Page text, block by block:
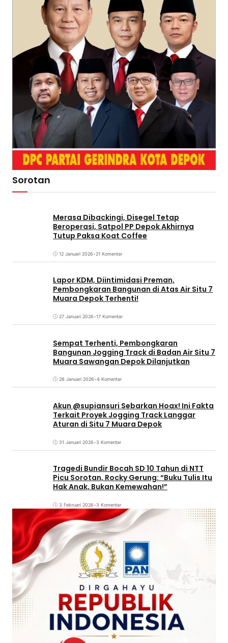
Sorotan
Merasa Dibackingi, Disegel Tetap
Beroperasi, Satpol PP Depok Akhirnya
Tutup Paksa Koat Coffee
12 Januari 2026•21 Komentar
Lapor KDM, Diintimidasi Preman,
Pembongkaran Bangunan di Atas Air Situ 7
Muara Depok Terhenti!
27 Januari 2026•17 Komentar
Sempat Terhenti, Pembongkaran
Bangunan Jogging Track di Badan Air Situ 7
Muara Sawangan Depok Dilanjutkan
28 Januari 2026•4 Komentar
Akun @supiansuri Sebarkan Hoax! Ini Fakta
Terkait Proyek Jogging Track Langgar
Aturan di Situ 7 Muara Depok
31 Januari 2026•3 Komentar
Tragedi Bundir Bocah SD 10 Tahun di NTT
Picu Sorotan, Rocky Gerung: “Buku Tulis Itu
Hak Anak, Bukan Kemewahan!”
3 Februari 2026•3 Komentar